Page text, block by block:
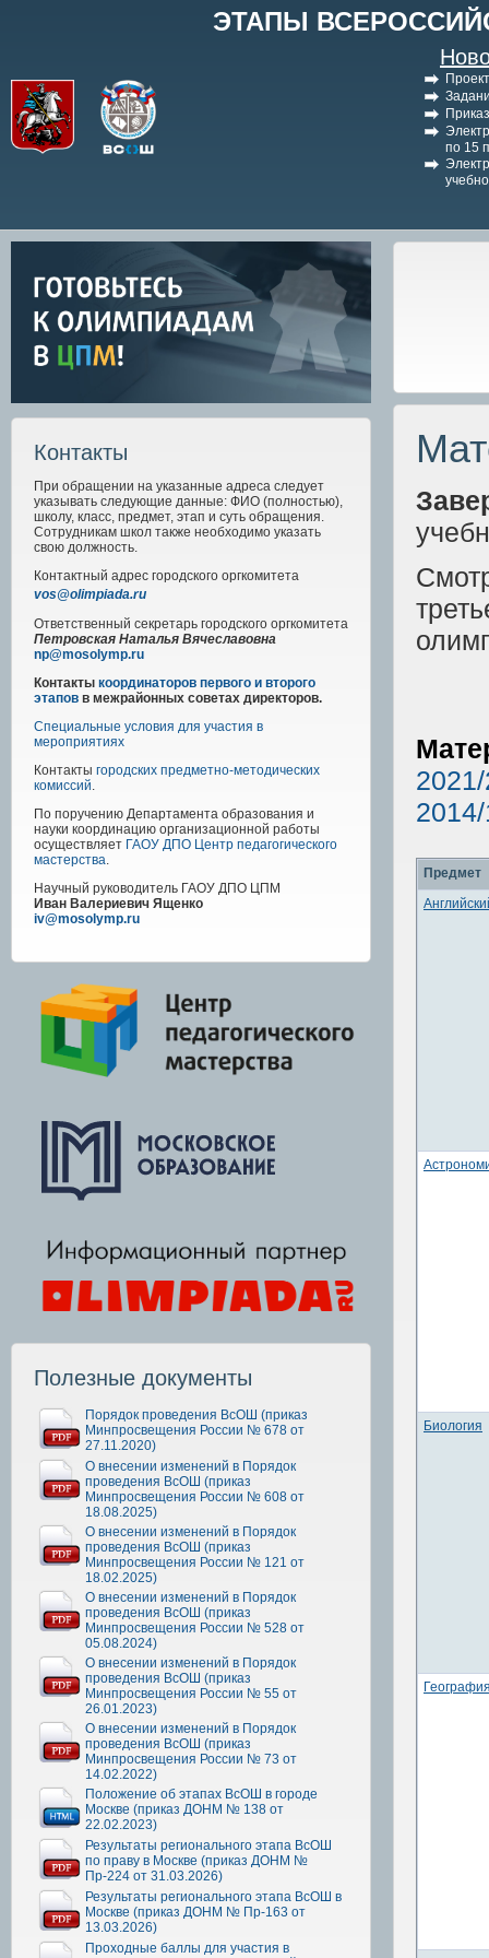
ЭТАПЫ
по 15
Контакты
При обращении на указанные адреса следует
указывать следующие данные: ФИО (полностью),
школу, класс, предмет, этап и суть обращения.
Сотрудникам школ также необходимо указать
свою должность.
Контактный адрес городского оргкомитета
vos@olimpiada.ru
Ответственный секретарь городского оргкомитета
Петровская Наталья Вячеславовна
np@mosolymp.ru
Контакты координаторов первого и второго
этапов в межрайонных советах директоров.
Специальные условия для участия в
мероприятиях
Контакты городских предметно-методических
комиссий.
По поручению Департамента образования и
науки координацию организационной работы
осуществляет ГАОУ ДПО Центр педагогического
мастерства.
Научный руководитель ГАОУ ДПО ЦПМ
Иван Валериевич Ященко
iv@mosolymp.ru
Полезные документы
Порядок проведения ВсОШ (приказ
Минпросвещения России № 678 от
27.11.2020)
О внесении изменений в Порядок
проведения ВсОШ (приказ
Минпросвещения России № 608 от
18.08.2025)
О внесении изменений в Порядок
проведения ВсОШ (приказ
Минпросвещения России № 121 от
18.02.2025)
О внесении изменений в Порядок
проведения ВсОШ (приказ
Минпросвещения России № 528 от
05.08.2024)
О внесении изменений в Порядок
проведения ВсОШ (приказ
Минпросвещения России № 55 от
26.01.2023)
О внесении изменений в Порядок
проведения ВсОШ (приказ
Минпросвещения России № 73 от
14.02.2022)
Положение об этапах ВсОШ в городе
Москве (приказ ДОНМ № 138 от
22.02.2023)
Результаты регионального этапа ВсОШ
по праву в Москве (приказ ДОНМ №
Пр-224 от 31.03.2026)
Результаты регионального этапа ВсОШ в
Москве (приказ ДОНМ № Пр-163 от
13.03.2026)
Проходные баллы для участия в
Предмет
Биология